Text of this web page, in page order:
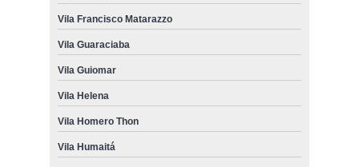
Vila Francisco Matarazzo
Vila Guaraciaba
Vila Guiomar
Vila Helena
Vila Homero Thon
Vila Humaitá